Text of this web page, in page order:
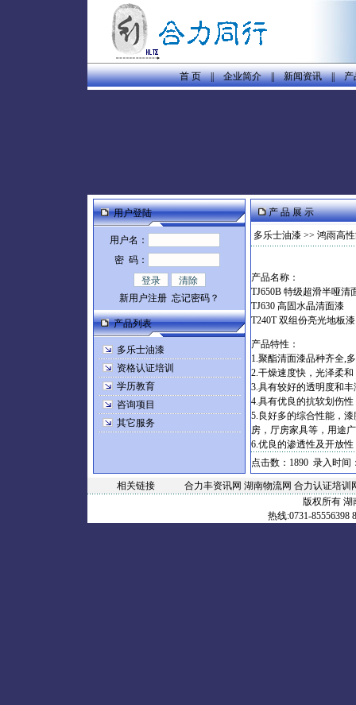
首 页||企业简介||新闻资讯||产
用户登陆
用户名：
密 码：
新用户注册 忘记密码？
产品列表
多乐士油漆
资格认证培训
学历教育
咨询项目
其它服务
产 品 展 示
多乐士油漆 >> 鸿雨高
产品名称：
TJ650B 特级超滑半哑清
TJ630 高固水晶清面漆
T240T双组份亮光地板漆
产品特性：
1.聚酯清面漆品种齐全,
2.干燥速度快，光泽柔
3.具有较好的透明度和
4.具有优良的抗软划伤
5. 良好多的综合性能，
房，厅房家具等，用途
6.优良的渗透性及开放
点击数：1890 录入时间
相关链接 合力丰资讯网 湖南物流网 合力认证培训
版权所有 湖
热线:0731-85556398